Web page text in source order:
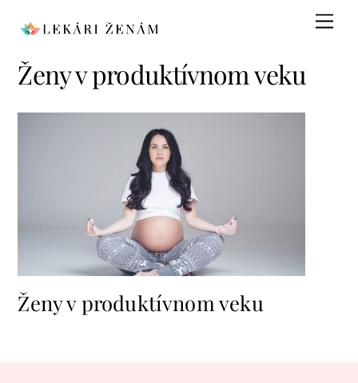
Ženy v produktívnom veku
Ženy v produktívnom veku